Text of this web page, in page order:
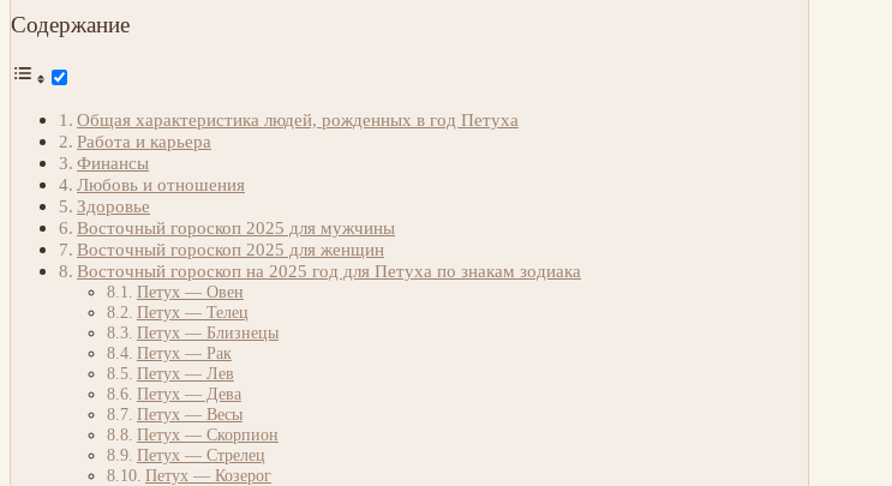
Содержание
Общая характеристика людей, рожденных в год Петуха
Работа и карьера
Финансы
Любовь и отношения
Здоровье
Восточный гороскоп 2025 для мужчины
Восточный гороскоп 2025 для женщин
Восточный гороскоп на 2025 год для Петуха по знакам зодиака
Петух — Овен
Петух — Телец
Петух — Близнецы
Петух — Рак
Петух — Лев
Петух — Дева
Петух — Весы
Петух — Скорпион
Петух — Стрелец
Петух — Козерог